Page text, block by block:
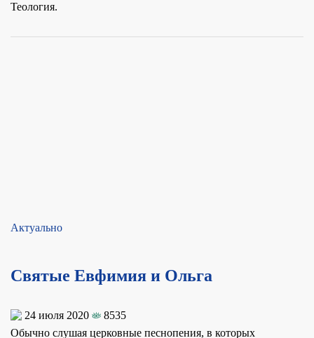
Теология.
Актуально
Святые Евфимия и Ольга
24 июля 2020
8535
Обычно слушая церковные песнопения, в которых